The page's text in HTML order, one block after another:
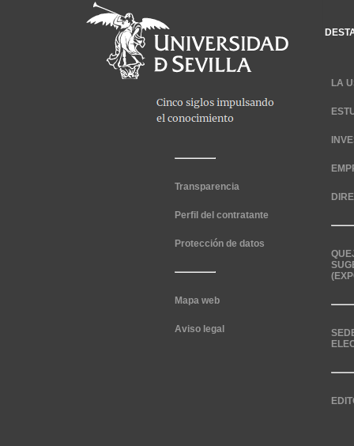
Transparencia
Perfil del contratante
Protección de datos
Mapa web
Aviso legal
LA